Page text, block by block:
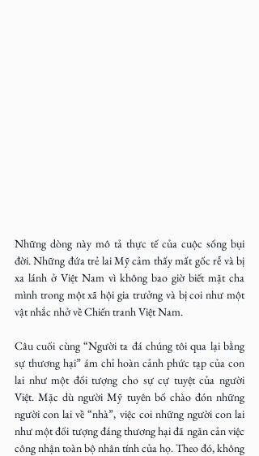
Những dòng này mô tả thực tế của cuộc sống bụi
đời. Những đứa trẻ lai Mỹ cảm thấy mất gốc rễ và bị
xa lánh ở Việt Nam vì không bao giờ biết mặt cha
mình trong một xã hội gia trưởng và bị coi như một
vật nhắc nhở về Chiến tranh Việt Nam.
Câu cuối cùng “Người ta đá chúng tôi qua lại bằng
sự thương hại” ám chỉ hoàn cảnh phức tạp của con
lai như một đối tượng cho sự cự tuyệt của người
Việt. Mặc dù người Mỹ tuyên bố chào đón những
người con lai về “nhà”, việc coi những người con lai
như một đối tượng đáng thương hại đã ngăn cản việc
công nhận toàn bộ nhân tính của họ. Theo đó, không